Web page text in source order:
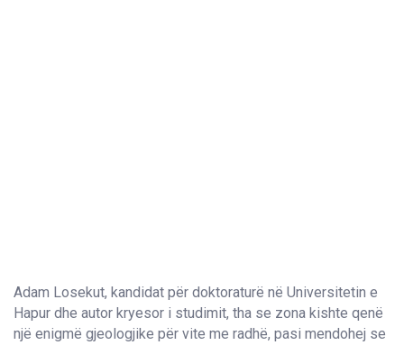
Adam Losekut, kandidat për doktoraturë në Universitetin e
Hapur dhe autor kryesor i studimit, tha se zona kishte qenë
një enigmë gjeologjike për vite me radhë, pasi mendohej se